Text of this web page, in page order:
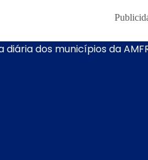
dos municípios da